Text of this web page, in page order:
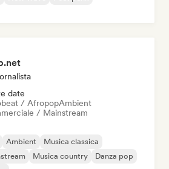
date
/ AfropopAmbient
/ Mainstream
Ambient
Musica classica
Musica country
Danza pop